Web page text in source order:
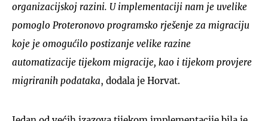
organizacijskoj razini. U implementaciji nam je uvelike
pomoglo Proteronovo programsko rješenje za migraciju
koje je omogućilo postizanje velike razine
automatizacije tijekom migracije, kao i tijekom provjere
migriranih podataka, dodala je Horvat.